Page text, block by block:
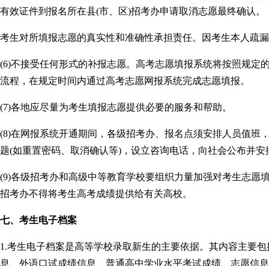
有效证件到报名所在县(市、区)招考办申请取消志愿最终确认。
考生对所填报志愿的真实性和准确性承担责任。因考生本人疏
(6)不接受任何形式的补报志愿。高考志愿填报系统将按照规定
流程，在规定时间内通过高考志愿网报系统完成志愿填报。
(7)各地应尽量为考生填报志愿提供必要的服务和帮助。
(8)在网报系统开通期间，各级招考办、报名点须安排人员值班
题(如重置密码、取消确认等)，设立咨询电话，向社会公布并安
(9)各级招考办和高级中等教育学校要组织力量加强对考生志愿
招考办不得将考生高考成绩提供给有关高校。
七、考生电子档案
1.考生电子档案是高等学校录取新生的主要依据。其内容主要
息、外语口试成绩信息、普通高中学业水平考试成绩、志愿信